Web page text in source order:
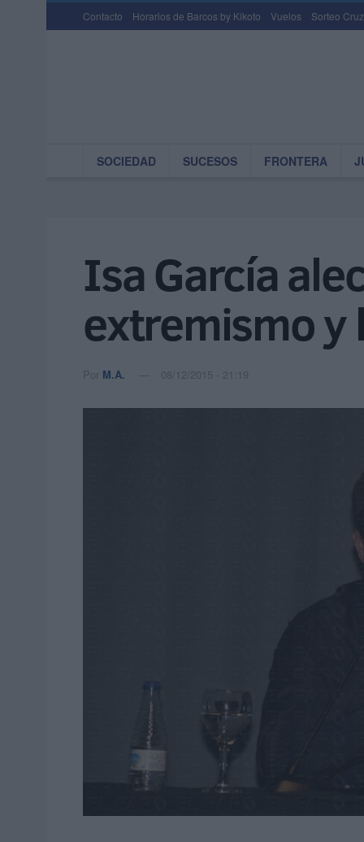
Contacto Horarios de Barcos by Kikoto Vuelos Sorteo
SOCIEDAD SUCESOS FRONTERA
Isa García
extremismo y
Por M.A. 08/12/2015 - 21:19